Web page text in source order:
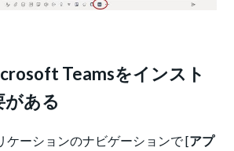
Teamsをインスト
がある
ケーションのナビゲーションで [アプ